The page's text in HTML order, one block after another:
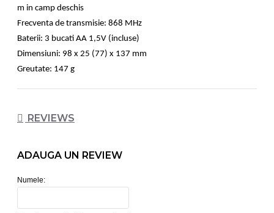
m in camp deschis
Frecventa de transmisie: 868 MHz
Baterii: 3 bucati AA 1,5V (incluse)
Dimensiuni: 98 x 25 (77) x 137 mm
Greutate: 147 g
REVIEWS
ADAUGA UN REVIEW
Numele: